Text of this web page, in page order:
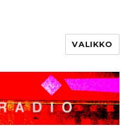
VALIKKO